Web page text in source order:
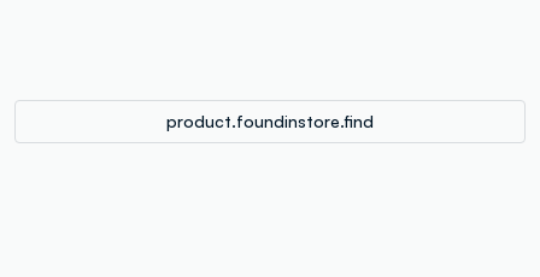
product.foundinstore.find